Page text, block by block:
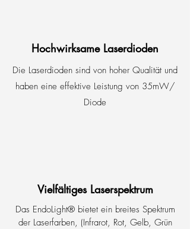
Hochwirksame Laserdioden
Die Laserdioden sind von hoher Qualität und
haben eine effektive Leistung von 35mW/
Diode
Vielfältiges Laserspektrum
Das EndoLight® bietet ein breites Spektrum
der Laserfarben, (Infrarot, Rot, Gelb, Grün